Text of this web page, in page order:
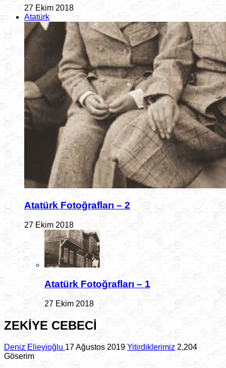
27 Ekim 2018
Atatürk
Atatürk Fotoğrafları – 2
27 Ekim 2018
Atatürk Fotoğrafları – 1
27 Ekim 2018
ZEKİYE CEBECİ
Deniz Elieyioğlu 17 Ağustos 2019 Yitirdiklerimiz 2,204
Göserim